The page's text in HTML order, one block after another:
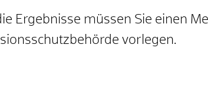
Ergebnisse müssen Sie einen
vorlegen.